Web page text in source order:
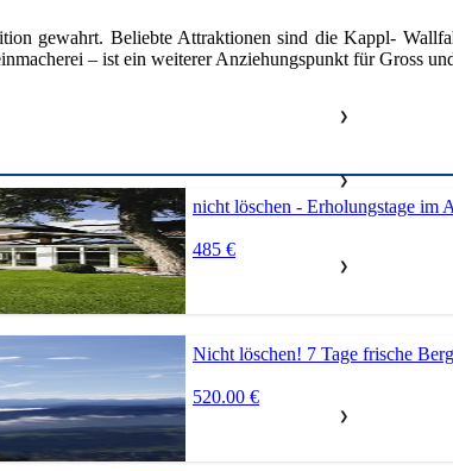
gewahrt. Beliebte Attraktionen sind die Kappl-
– ist ein weiterer Anziehungspunkt für Gross
nicht löschen - Erholungstage im
485 €
Nicht löschen! 7 Tage frische
520.00 €
❯
❯
❯
❯